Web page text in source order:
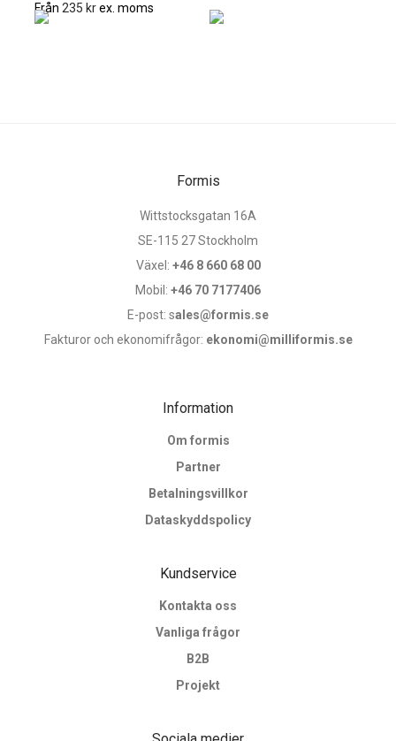
Från 235 krex. moms
Formis
Wittstocksgatan 16A
SE-115 27 Stockholm
Växel: +46 8 660 68 00
Mobil: +46 70 7177406
E-post: sales@formis.se
Fakturor och ekonomifrågor: ekonomi@milliformis.se
Information
Om formis
Partner
Betalningsvillkor
Dataskyddspolicy
Kundservice
Kontakta oss
Vanliga frågor
B2B
Projekt